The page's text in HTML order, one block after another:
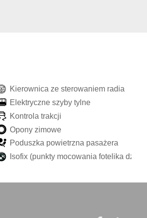
Kierownica ze sterowaniem radia
E ektryczne szyby tyl ne
Kontrol a trakcji
Opony zimowe
Poduszka powietrzna pasażera
sofix (punkty mocowania fotel ika dz